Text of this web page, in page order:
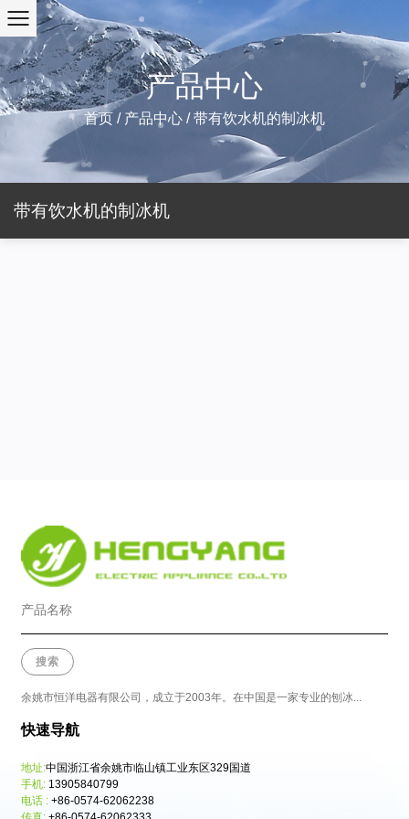
产品中心
首页 / 产品中心 /带有饮水机的制冰机
带有饮水机的制冰机
余姚市恒洋电器有限公司，成立于2003年。在中国是一家专业的刨冰...
快速导航
地址:中国浙江省余姚市临山镇工业东区329国道
手机: 13905840799
电话 : +86-0574-62062238